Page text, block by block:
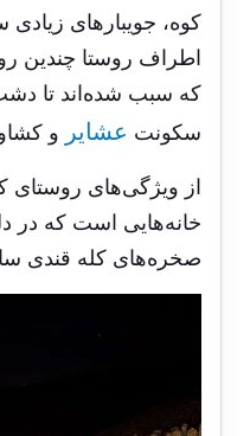
کوه، جویبارهای
اطراف روستا چندین
که سبب شده‌اند تا
سکونت عشایر و
از ویژگی‌های روستای
خانه‌هایی است که در
صخره‌های کله قندی